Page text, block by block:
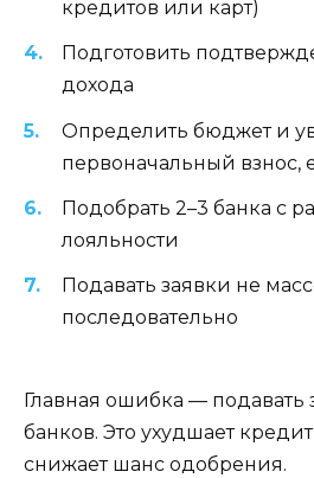
кредитов или карт)
Подготовить
дохода
Определить бюджет и
первоначальный взнос,
Подобрать 2–3 банка с
лояльности
Подавать заявки не
последовательно
Главная ошибка — подавать
банков. Это ухудшает
снижает шанс одобрения.